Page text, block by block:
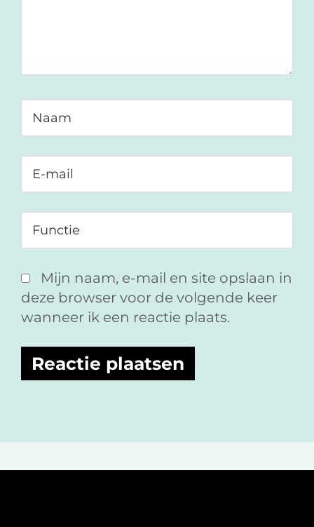
Mijn naam, e-mail en site opslaan in
deze browser voor de volgende keer
wanneer ik een reactie plaats.